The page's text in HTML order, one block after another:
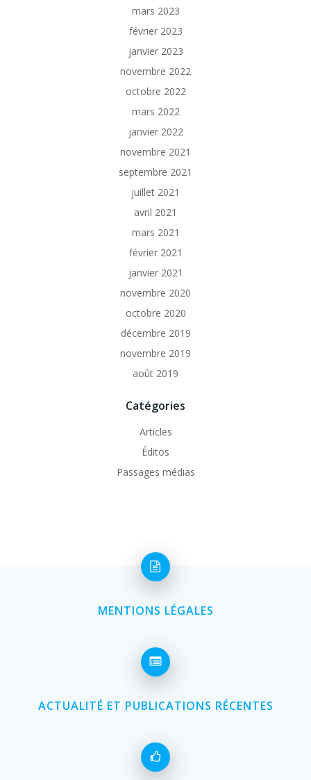
mars 2023
février 2023
janvier 2023
novembre 2022
octobre 2022
mars 2022
janvier 2022
novembre 2021
septembre 2021
juillet 2021
avril 2021
mars 2021
février 2021
janvier 2021
novembre 2020
octobre 2020
décembre 2019
novembre 2019
août 2019
Catégories
Articles
Éditos
Passages médias
MENTIONS LÉGALES
ACTUALITÉ ET PUBLICATIONS RÉCENTES